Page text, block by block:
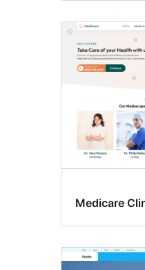
Medicare